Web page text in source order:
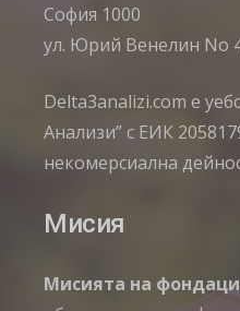
София 1000
ул. Юрий Венелин No
Delta3analizi.com e
Анализи” с ЕИК
некомерсиална
Мисия
Мисията на